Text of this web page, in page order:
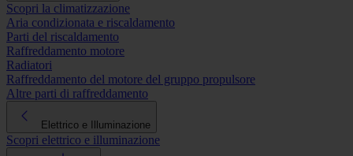
Scopri la climatizzazione
Aria condizionata e riscaldamento
Parti del riscaldamento
Raffreddamento motore
Radiatori
Raffreddamento del motore del gruppo propulsore
Altre parti di raffreddamento
Elettrico e Illuminazione
Scopri elettrico e illuminazione